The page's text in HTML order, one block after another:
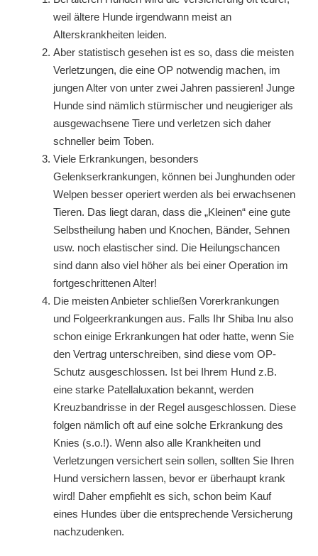
weil ältere Hunde irgendwann meist an
Alterskrankheiten leiden.
Aber statistisch gesehen ist es so, dass die meisten
Verletzungen, die eine OP notwendig machen, im
jungen Alter von unter zwei Jahren passieren! Junge
Hunde sind nämlich stürmischer und neugieriger als
ausgewachsene Tiere und verletzen sich daher
schneller beim Toben.
Viele Erkrankungen, besonders
Gelenkserkrankungen, können bei Junghunden oder
Welpen besser operiert werden als bei erwachsenen
Tieren. Das liegt daran, dass die „Kleinen“ eine gute
Selbstheilung haben und Knochen, Bänder, Sehnen
usw. noch elastischer sind. Die Heilungschancen
sind dann also viel höher als bei einer Operation im
fortgeschrittenen Alter!
Die meisten Anbieter schließen Vorerkrankungen
und Folgeerkrankungen aus. Falls Ihr Shiba Inu also
schon einige Erkrankungen hat oder hatte, wenn Sie
den Vertrag unterschreiben, sind diese vom OP-
Schutz ausgeschlossen. Ist bei Ihrem Hund z.B.
eine starke Patellaluxation bekannt, werden
Kreuzbandrisse in der Regel ausgeschlossen. Diese
folgen nämlich oft auf eine solche Erkrankung des
Knies (s.o.!). Wenn also alle Krankheiten und
Verletzungen versichert sein sollen, sollten Sie Ihren
Hund versichern lassen, bevor er überhaupt krank
wird! Daher empfiehlt es sich, schon beim Kauf
eines Hundes über die entsprechende Versicherung
nachzudenken.